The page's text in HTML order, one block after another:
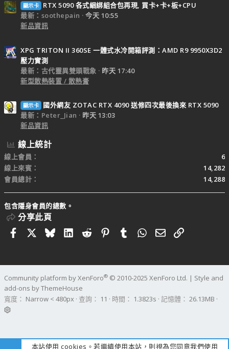
顯示卡
RTX 5090 各式綑綁組合包再現, 買卡+卡+板+CPU
最新：soothepain
今天 10:55
新品資訊
XPG TRITON II 360SE 一體式水冷開箱評測：AMD R9 9950X3D2
壓力實測
最新：古代靈異雙頭戰象
昨天 17:40
新型散熱裝置 / 散熱膏
顯示卡
國外網友 ZOTAC RTX 4090 送修四次最後換來 RTX 5090
最新：Peter_Jian
昨天 13:03
新品資訊
線上統計
線上會員
6
線上來賓
14,282
會員總計
14,288
包含隱身會員的總數。
分享此頁
FacebookBlueskyLinkedIn
RedditPinterestTumblrWhatsApp
電子郵件
連結
Community platform by XenForo® © 2010-2025 XenForo Ltd. | Style and
add-ons by ThemeHouse
寬度
查詢 11 時間 1.3823s 記憶體 26.13MB
本站使用 cookies。若繼續使用本站，則視為您同意我們使用